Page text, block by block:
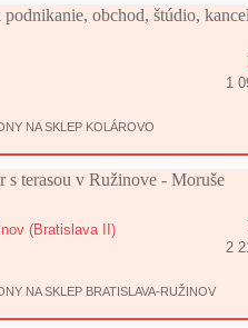
obchod, štúdio,
1
NA SKLEP KOLÁROVO
terasou v Ružinove - Moruše
(Bratislava II)
2
NA SKLEP BRATISLAVA-RUŽINOV